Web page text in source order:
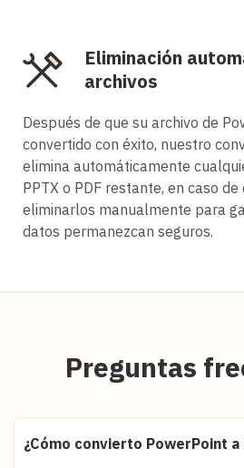
Eliminación
archivos
Después de que su archivo de
convertido con éxito, nuestro
elimina automáticamente
PPTX o PDF restante, en caso
eliminarlos manualmente para
datos permanezcan seguros.
Preguntas
¿Cómo convierto PowerPoint a